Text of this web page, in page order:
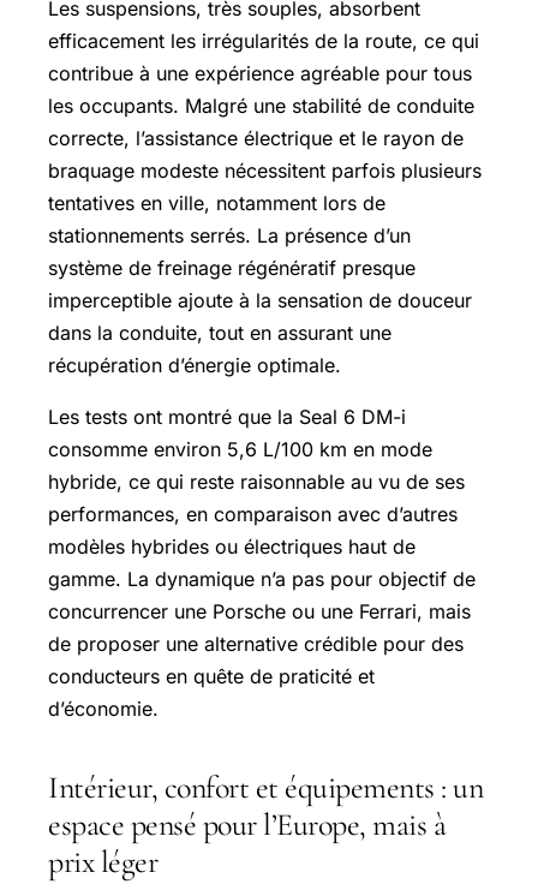
Les suspensions, très souples, absorbent
efficacement les irrégularités de la route, ce qui
contribue à une expérience agréable pour tous
les occupants. Malgré une stabilité de conduite
correcte, l’assistance électrique et le rayon de
braquage modeste nécessitent parfois plusieurs
tentatives en ville, notamment lors de
stationnements serrés. La présence d’un
système de freinage régénératif presque
imperceptible ajoute à la sensation de douceur
dans la conduite, tout en assurant une
récupération d’énergie optimale.
Les tests ont montré que la Seal 6 DM-i
consomme environ 5,6 L/100 km en mode
hybride, ce qui reste raisonnable au vu de ses
performances, en comparaison avec d’autres
modèles hybrides ou électriques haut de
gamme. La dynamique n’a pas pour objectif de
concurrencer une Porsche ou une Ferrari, mais
de proposer une alternative crédible pour des
conducteurs en quête de praticité et
d’économie.
Intérieur, confort et équipements : un
espace pensé pour l’Europe, mais à
prix léger